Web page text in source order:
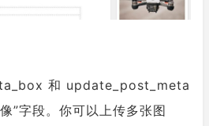
和 update_post_meta
”字段。你可以上传多张图